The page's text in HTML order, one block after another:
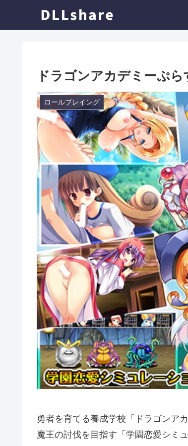
ドラゴンアカデミーぷ
ロールプレイング
勇者を育てる養成学校「ドラゴンア
魔王の討伐を目指す「学園恋愛シミ